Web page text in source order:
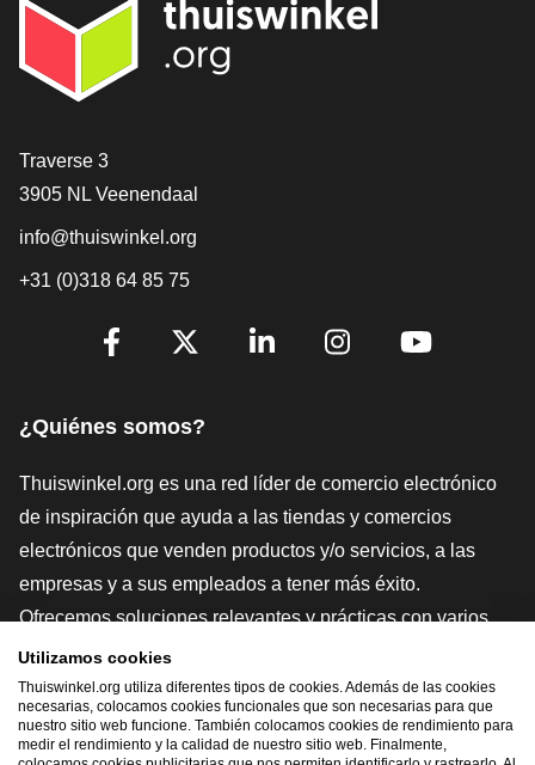
[_General:Contact]
Traverse 3
3905 NL Veenendaal
info@thuiswinkel.org
+31 (0)318 64 85 75
[_General:SocialMediaTitle]
¿Quiénes somos?
Thuiswinkel.org es una red líder de comercio electrónico
de inspiración que ayuda a las tiendas y comercios
electrónicos que venden productos y/o servicios, a las
empresas y a sus empleados a tener más éxito.
Ofrecemos soluciones relevantes y prácticas con varios
sellos de confianza, Thuiswinkel Reviews, herramientas y
asesoramiento jurídico, defensa, estudios de mercado, y
tenemos nuestra propia plataforma educativa, la
Thuiswinkel e-Academy.
Utilizamos cookies
Thuiswinkel.org utiliza diferentes tipos de cookies. Además de las cookies
necesarias, colocamos cookies funcionales que son necesarias para que
nuestro sitio web funcione. También colocamos cookies de rendimiento para
medir el rendimiento y la calidad de nuestro sitio web. Finalmente,